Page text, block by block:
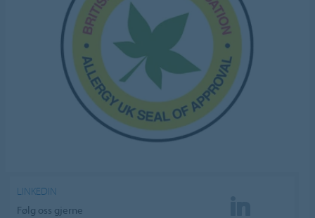
LINKEDIN
Følg oss gjerne